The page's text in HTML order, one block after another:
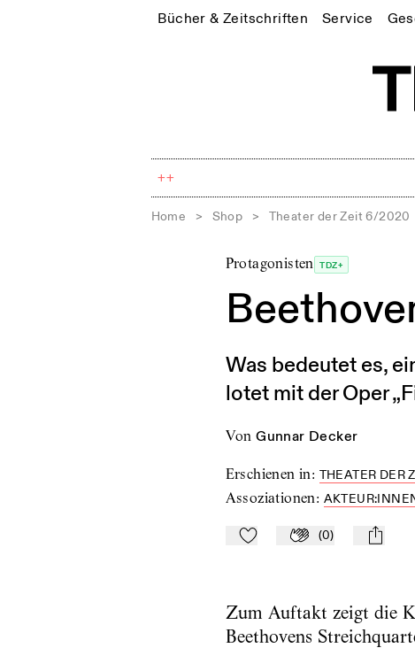
Bücher & Zeitschriften Service
++
Home > Shop > Theater der Zeit 6/2020
Protagonisten TDZ+
Was bedeutet es,
lotet mit der Oper
von Gunnar Decker
Erschienen in: THEATER DER
Assoziationen:
Zu Mein-TdZ hinzufügen
Applaudieren
(0) mail
Zum Auftakt zeigt die
Beethovens